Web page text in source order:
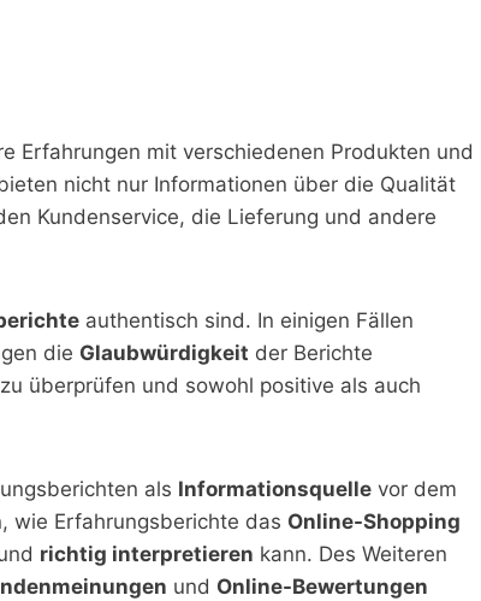
Erfahrungen mit verschiedenen Produkten und
nicht nur Informationen über die Qualität
Kundenservice, die Lieferung und andere
authentisch sind. In einigen Fällen
die Glaubwürdigkeit der Berichte
überprüfen und sowohl positive als auch
als Informationsquelle vor dem
wie Erfahrungsberichte das Online-Shopping
richtig interpretieren kann. Des Weiteren
und Online-Bewertungen